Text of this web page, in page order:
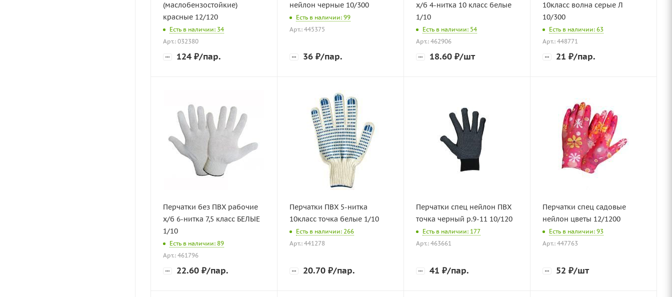
(маслобензостойкие)
красные 12/120
Есть в наличии: 34
Арт.: 032380
124 ₽/пар.
нейлон черные 10/300
Есть в наличии: 99
Арт.: 445375
36 ₽/пар.
х/б 4-нитка 10 класс белые
1/10
Есть в наличии: 54
Арт.: 462906
18.60 ₽/шт
10класс волна серые Л
10/300
Есть в наличии: 63
Арт.: 448771
21 ₽/пар.
Перчатки без ПВХ рабочие
х/б 6-нитка 7,5 класс БЕЛЫЕ
1/10
Есть в наличии: 89
Арт.: 461796
22.60 ₽/пар.
Перчатки ПВХ 5-нитка
10класс точка белые 1/10
Есть в наличии: 266
Арт.: 441278
20.70 ₽/пар.
Перчатки спец нейлон ПВХ
точка черный р.9-11 10/120
Есть в наличии: 177
Арт.: 463661
41 ₽/пар.
Перчатки спец садовые
нейлон цветы 12/1200
Есть в наличии: 93
Арт.: 447763
52 ₽/шт